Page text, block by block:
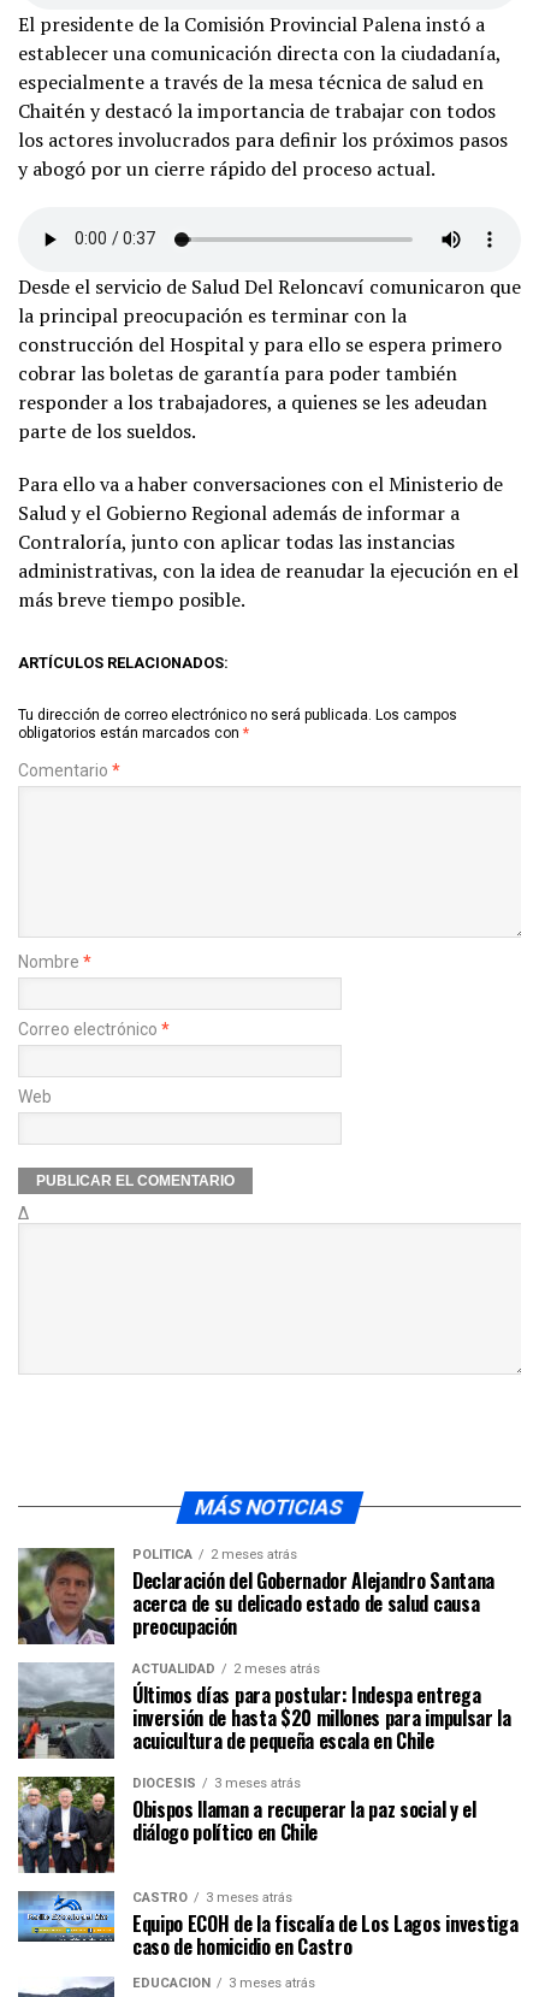
El presidente de la Comisión Provincial Palena instó a
establecer una comunicación directa con la ciudadanía,
especialmente a través de la mesa técnica de salud en
Chaitén y destacó la importancia de trabajar con todos
los actores involucrados para definir los próximos pasos
y abogó por un cierre rápido del proceso actual.
Desde el servicio de Salud Del Reloncaví comunicaron que
la principal preocupación es terminar con la
construcción del Hospital y para ello se espera primero
cobrar las boletas de garantía para poder también
responder a los trabajadores, a quienes se les adeudan
parte de los sueldos.
Para ello va a haber conversaciones con el Ministerio de
Salud y el Gobierno Regional además de informar a
Contraloría, junto con aplicar todas las instancias
administrativas, con la idea de reanudar la ejecución en el
más breve tiempo posible.
ARTÍCULOS RELACIONADOS:
Tu dirección de correo electrónico no será publicada. Los campos
obligatorios están marcados con *
Comentario *
Nombre *
Correo electrónico *
Web
Δ
MÁS NOTICIAS
POLÍTICA 2 meses atrás
Declaración del Gobernador Alejandro Santana
acerca de su delicado estado de salud causa
preocupación
ACTUALIDAD 2 meses atrás
Últimos días para postular: Indespa entrega
inversión de hasta $20 millones para impulsar la
acuicultura de pequeña escala en Chile
DIÓCESIS 3 meses atrás
Obispos llaman a recuperar la paz social y el
diálogo político en Chile
CASTRO 3 meses atrás
Equipo ECOH de la fiscalía de Los Lagos investiga
caso de homicidio en Castro
EDUCACIÓN 3 meses atrás